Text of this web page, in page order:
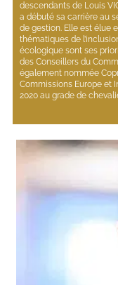
descendants de Louis
a débuté sa carrière au
de gestion. Elle est élue
thématiques de
écologique sont ses
des Conseillers du
également nommée
Commissions Europe et
2020 au grade de